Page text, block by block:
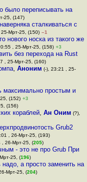
было переписывать на
25, (147)
сталкиваться с
Мрт-25, (150) –1
нового носка из такого же
, 25-Мрт-25, (158) +3
без перехода на Rust
, 25-Мрт-25, (160)
, Аноним (-), 23:21 , 25-
максимально простым и
(152) +3
(156)
кораблей, Ан Оним (?),
Grub2
, 26-Мрт-25, (193)
, 26-Мрт-25, (205)
- это не про Grub При
25, (196)
а просто заменить на
Мрт-25, (204)